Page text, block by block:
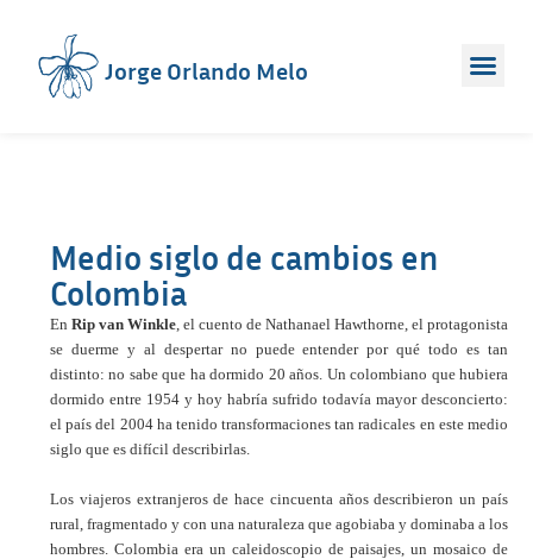
Jorge Orlando Melo
Medio siglo de cambios en
Colombia
En Rip van Winkle , el cuento de Nathanael Hawthorne, el protagonista
se duerme y al despertar no puede entender por qué todo es tan
distinto: no sabe que ha dormido 20 años. Un colombiano que hubiera
dormido entre 1954 y hoy habría sufrido todavía mayor desconcierto:
el país del 2004 ha tenido transformaciones tan radicales en este medio
siglo que es difícil describirlas.
Los viajeros extranjeros de hace cincuenta años describieron un país
rural, fragmentado y con una naturaleza que agobiaba y dominaba a los
hombres. Colombia era un caleidoscopio de paisajes, un mosaico de